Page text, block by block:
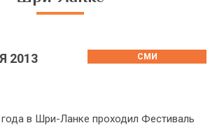
2013 СМИ
в Шри-Ланке проходил Фестиваль